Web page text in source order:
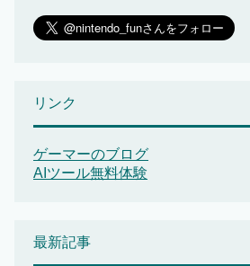
リンク
ゲーマーのブログ
AIツール無料体験
最新記事